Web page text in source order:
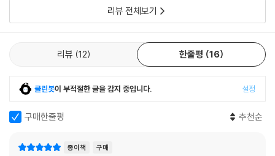
고한 예술적 이상이라는 두 마리 토끼를 모두 잡은 음악가였다고 말한다.
본문에서 나오는 “사람 자체를 존중하는 아름다운 아리아와 합창, 그리고
생”이라는 표현처럼, 이 책을 읽은 독자들은 템스강에 반사되는 불꽃처럼
빛났던 그의 음악을 가슴 깊이 느낄 수 있게 될 것이다.
리뷰 전체보기
리뷰 12 한줄평 16
클린봇이 부적절한 글을 감지 중입니다. 설정
구매한줄평 추천순
종이책 구매